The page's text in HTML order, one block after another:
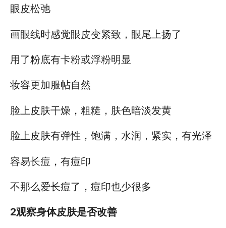
眼皮松弛
画眼线时感觉眼皮变紧致，眼尾上扬了
用了粉底有卡粉或浮粉明显
妆容更加服帖自然
脸上皮肤干燥，粗糙，肤色暗淡发黄
脸上皮肤有弹性，饱满，水润，紧实，有光泽
容易长痘，有痘印
不那么爱长痘了，痘印也少很多
2观察身体皮肤是否改善